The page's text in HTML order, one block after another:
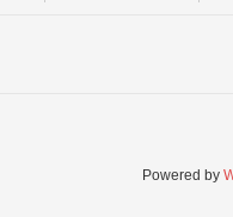
Powered by